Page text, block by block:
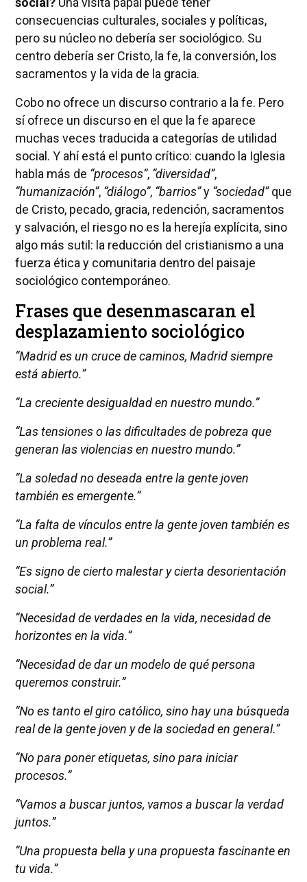
consecuencias culturales, sociales y políticas,
pero su núcleo no debería ser sociológico. Su
centro debería ser Cristo, la fe, la conversión, los
sacramentos y la vida de la gracia.
Cobo no ofrece un discurso contrario a la fe. Pero
sí ofrece un discurso en el que la fe aparece
muchas veces traducida a categorías de utilidad
social. Y ahí está el punto crítico: cuando la Iglesia
habla más de “procesos”, “diversidad”,
“humanización”, “diálogo”, “barrios”y “sociedad”que
de Cristo, pecado, gracia, redención, sacramentos
y salvación, el riesgo no es la herejía explícita, sino
algo más sutil: la reducción del cristianismo a una
fuerza ética y comunitaria dentro del paisaje
sociológico contemporáneo.
Frases que desenmascaran el
desplazamiento sociológico
“Madrid es un cruce de caminos, Madrid siempre
está abierto.”
“La creciente desigualdad en nuestro mundo.”
“Las tensiones o las dificultades de pobreza que
generan las violencias en nuestro mundo.”
“La soledad no deseada entre la gente joven
también es emergente.”
“La falta de vínculos entre la gente joven también es
un problema real.”
“Es signo de cierto malestar y cierta desorientación
social.”
“Necesidad de verdades en la vida, necesidad de
horizontes en la vida.”
“Necesidad de dar un modelo de qué persona
queremos construir.”
“No es tanto el giro católico, sino hay una búsqueda
real de la gente joven y de la sociedad en general.”
“No para poner etiquetas, sino para iniciar
procesos.”
“Vamos a buscar juntos, vamos a buscar la verdad
juntos.”
“Una propuesta bella y una propuesta fascinante en
tu vida.”